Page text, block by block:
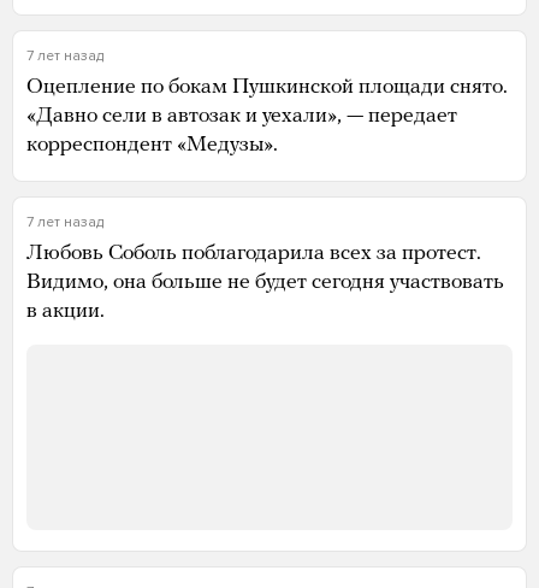
7 лет назад
Оцепление по бокам Пушкинской площади снято.
«Давно сели в автозак и уехали», — передает
корреспондент «Медузы».
7 лет назад
Любовь Соболь поблагодарила всех за протест.
Видимо, она больше не будет сегодня участвовать
в акции.